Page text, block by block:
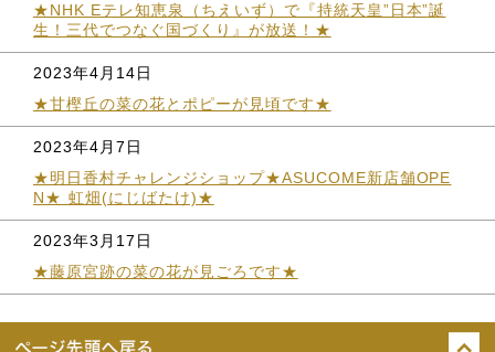
★NHK Eテレ知恵泉（ちえいず）で『持統天皇”日本”誕
生！三代でつなぐ国づくり』が放送！★
2023年4月14日
★甘樫丘の菜の花とポピーが見頃です★
2023年4月7日
★明日香村チャレンジショップ★ASUCOME新店舗OPE
N★⁡ 虹畑(にじばたけ)★
2023年3月17日
★藤原宮跡の菜の花が見ごろです★